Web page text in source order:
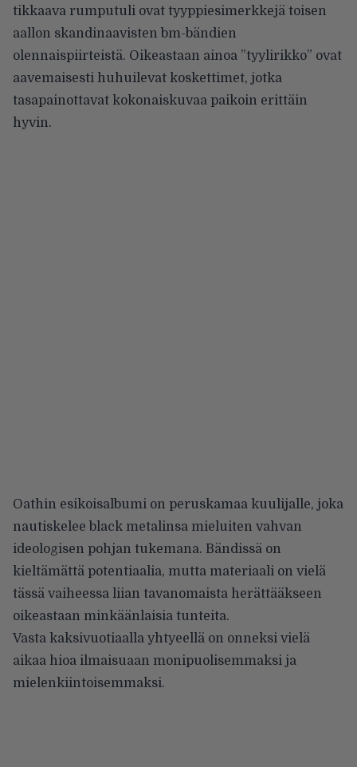
tikkaava rumputuli ovat tyyppiesimerkkejä toisen
aallon skandinaavisten bm-bändien
olennaispiirteistä. Oikeastaan ainoa ”tyylirikko” ovat
aavemaisesti huhuilevat koskettimet, jotka
tasapainottavat kokonaiskuvaa paikoin erittäin
hyvin.
Oathin esikoisalbumi on peruskamaa kuulijalle, joka
nautiskelee black metalinsa mieluiten vahvan
ideologisen pohjan tukemana. Bändissä on
kieltämättä potentiaalia, mutta materiaali on vielä
tässä vaiheessa liian tavanomaista herättääkseen
oikeastaan minkäänlaisia tunteita.
Vasta kaksivuotiaalla yhtyeellä on onneksi vielä
aikaa hioa ilmaisuaan monipuolisemmaksi ja
mielenkiintoisemmaksi.